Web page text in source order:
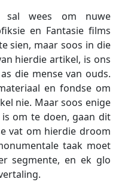
sal wees om nuwe
en Fantasie films
sien, maar soos in die
hierdie artikel, is ons
die mense van ouds.
en fondse om
nie. Maar soos enige
om te doen, gaan dit
vat om hierdie droom
taak moet
segmente, en ek glo